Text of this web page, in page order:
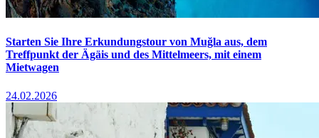
Starten Sie Ihre Erkundungstour von Muğla aus, dem
Treffpunkt der Ägäis und des Mittelmeers, mit einem
Mietwagen
24.02.2026